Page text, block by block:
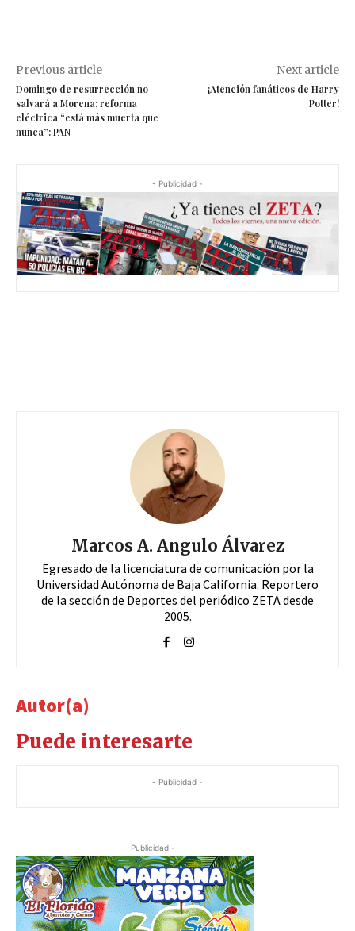
Previous article
Domingo de resurrección no
salvará a Morena; reforma
eléctrica “está más muerta que
nunca”: PAN
Next article
¡Atención fanáticos de Harry
Potter!
- Publicidad -
Marcos A. Angulo Álvarez
Egresado de la licenciatura de comunicación por la
Universidad Autónoma de Baja California. Reportero
de la sección de Deportes del periódico ZETA desde
2005.
Autor(a)
Puede interesarte
- Publicidad -
-Publicidad -